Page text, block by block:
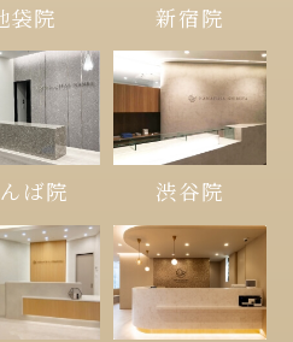
袋院 新宿院
ば院 渋谷院